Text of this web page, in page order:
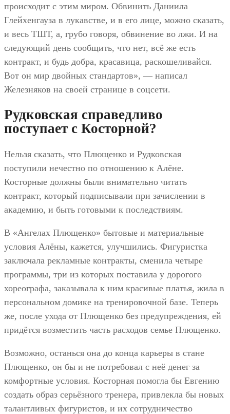
происходит с этим миром. Обвинить Даниила
Глейхенгауза в лукавстве, и в его лице, можно сказать,
и весь ТШТ, а, грубо говоря, обвинение во лжи. И на
следующий день сообщить, что нет, всё же есть
контракт, и будь добра, красавица, раскошеливайся.
Вот он мир двойных стандартов», — написал
Железняков на своей странице в соцсети.
Рудковская справедливо
поступает с Косторной?
Нельзя сказать, что Плющенко и Рудковская
поступили нечестно по отношению к Алёне.
Косторные должны были внимательно читать
контракт, который подписывали при зачислении в
академию, и быть готовыми к последствиям.
В «Ангелах Плющенко» бытовые и материальные
условия Алёны, кажется, улучшились. Фигуристка
заключала рекламные контракты, сменила четыре
программы, три из которых поставила у дорогого
хореографа, заказывала к ним красивые платья, жила в
персональном домике на тренировочной базе. Теперь
же, после ухода от Плющенко без предупреждения, ей
придётся возместить часть расходов семье Плющенко.
Возможно, останься она до конца карьеры в стане
Плющенко, он бы и не потребовал с неё денег за
комфортные условия. Косторная помогла бы Евгению
создать образ серьёзного тренера, привлекла бы новых
талантливых фигуристов, и их сотрудничество